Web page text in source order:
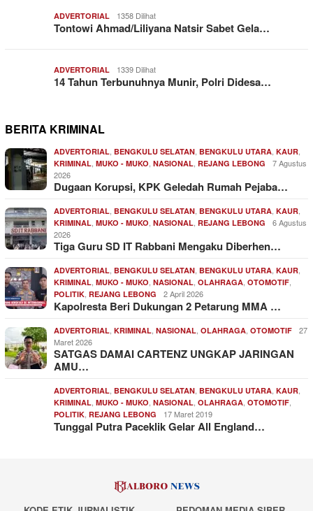
ADVERTORIAL 1358 Dilihat
Tontowi Ahmad/Liliyana Natsir Sabet Gela…
ADVERTORIAL 1339 Dilihat
14 Tahun Terbunuhnya Munir, Polri Didesa…
BERITA KRIMINAL
ADVERTORIAL, BENGKULU SELATAN, BENGKULU UTARA, KAUR,
KRIMINAL, MUKO - MUKO, NASIONAL, REJANG LEBONG
7 Agustus
2026
Dugaan Korupsi, KPK Geledah Rumah Pejaba…
ADVERTORIAL, BENGKULU SELATAN, BENGKULU UTARA, KAUR,
KRIMINAL, MUKO - MUKO, NASIONAL, REJANG LEBONG
6 Agustus
2026
Tiga Guru SD IT Rabbani Mengaku Diberhen…
ADVERTORIAL, BENGKULU SELATAN, BENGKULU UTARA, KAUR,
KRIMINAL, MUKO - MUKO, NASIONAL, OLAHRAGA, OTOMOTIF,
POLITIK, REJANG LEBONG 2 April 2026
Kapolresta Beri Dukungan 2 Petarung MMA …
ADVERTORIAL, KRIMINAL, NASIONAL, OLAHRAGA, OTOMOTIF
27
Maret 2026
SATGAS DAMAI CARTENZ UNGKAP JARINGAN
AMU…
ADVERTORIAL, BENGKULU SELATAN, BENGKULU UTARA, KAUR,
KRIMINAL, MUKO - MUKO, NASIONAL, OLAHRAGA, OTOMOTIF,
POLITIK, REJANG LEBONG 17 Maret 2019
Tunggal Putra Paceklik Gelar All England…